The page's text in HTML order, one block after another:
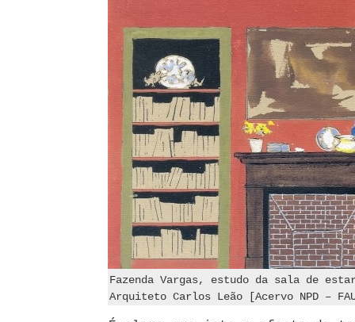
Fazenda Vargas, estudo da sala de
Arquiteto Carlos Leão [Acervo NPD –